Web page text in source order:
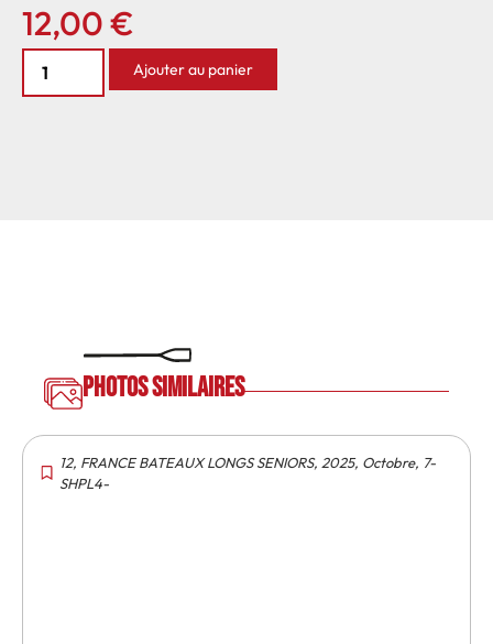
12,00€
Ajouter au panier
Photos similaires
12, FRANCE BATEAUX LONGS SENIORS, 2025, Octobre, 7-
SHPL4-